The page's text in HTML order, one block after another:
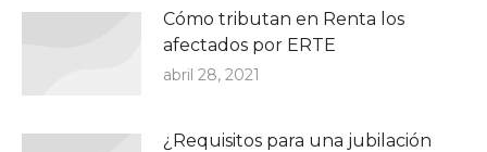
Cómo tributan en Renta los
afectados por ERTE
abril 28, 2021
¿Requisitos para una jubilación